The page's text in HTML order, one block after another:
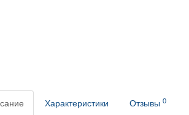
Характеристики Отзывы 0